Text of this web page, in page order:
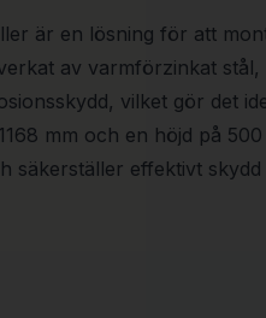
är en lösning för att
av varmförzinkat
vilket gör det
mm och en höjd på
säkerställer effektivt